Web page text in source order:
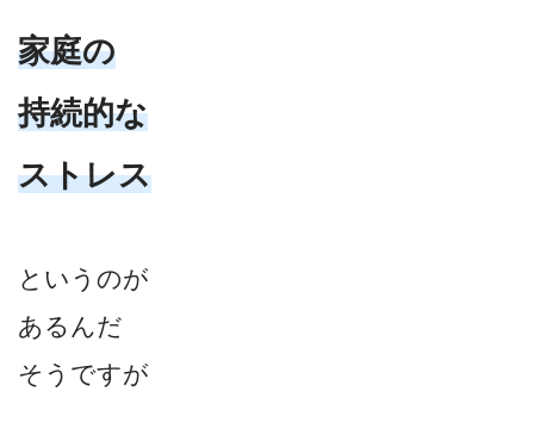
家庭の
持続的な
ストレス
というのが
あるんだ
そうですが